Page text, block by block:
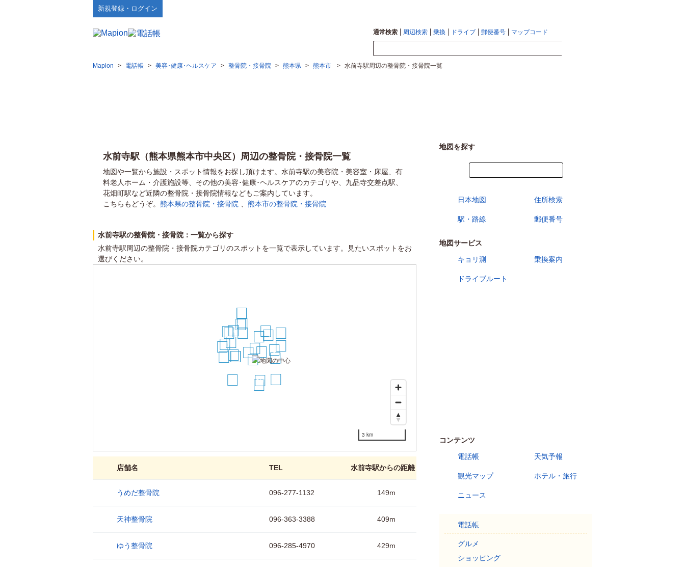
新規登録・ログイン
通常検索 周辺検索 乗換 ドライブ 郵便番号 マップコード
Mapion > 電話帳 > 美容･健康･ヘルスケア > 整骨院・接骨院 > 熊本県 > 熊本市 > 水前寺駅周辺の整骨院・接骨院一覧
水前寺駅（熊本県熊本市中央区）周辺の整骨院・接骨院一覧
地図や一覧から施設・スポット情報をお探し頂けます。水前寺駅の美容院・美容室・床屋、有
料老人ホーム・介護施設等、その他の美容･健康･ヘルスケアのカテゴリや、九品寺交差点駅、
花畑町駅など近隣の整骨院・接骨院情報などもご案内しています。
こちらもどうぞ。 熊本県の整骨院・接骨院 熊本市の整骨院・接骨院
水前寺駅の整骨院・接骨院：一覧から探す
水前寺駅周辺の整骨院・接骨院カテゴリのスポットを一覧で表示しています。見たいスポットをお
選びください。
1
2 3
4
5
6
9
10
12
13
14
15
16
1718
19
20
21
24
26
3 km
店舗名 TEL 水前寺駅からの距離
うめだ整骨院 096-277-1132 149m
天神整骨院 096-363-3388 409m
ゆう整骨院 096-285-4970 429m
地図を探す
日本地図 住所検索
駅・路線 郵便番号
地図サービス
キョリ測
乗換案内
ドライブルート
コンテンツ
電話帳
天気予報
観光マップ ホテル・旅行
ニュース
電話帳
グルメ
ショッピング